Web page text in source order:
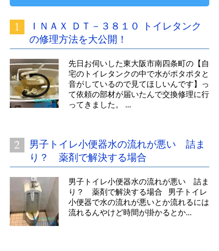
ＩＮＡＸ ＤＴ－３８１０ トイレタンク
の修理方法を大公開！
先日お伺いした東大阪市南四条町の【自
宅のトイレタンクの中で水がポタポタと
音がしているので見てほしいんです】っ
て依頼の部材が届いたんで交換修理に行
ってきました。 ...
男子トイレ小便器水の流れが悪い 詰ま
り？ 薬剤で解決する場合
男子トイレ小便器水の流れが悪い 詰ま
り？ 薬剤で解決する場合 男子トイレ
小便器で水の流れが悪いとか流れるには
流れるんやけど時間が掛かるとか...